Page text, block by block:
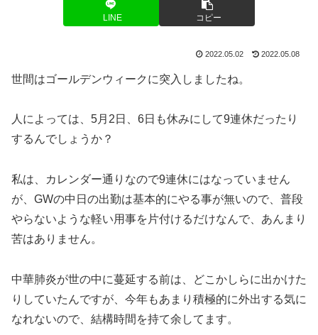
LINE コピー
2022.05.02 2022.05.08
世間はゴールデンウィークに突入しましたね。
人によっては、5月2日、6日も休みにして9連休だったり
するんでしょうか？
私は、カレンダー通りなので9連休にはなっていません
が、GWの中日の出勤は基本的にやる事が無いので、普段
やらないような軽い用事を片付けるだけなんで、あんまり
苦はありません。
中華肺炎が世の中に蔓延する前は、どこかしらに出かけた
りしていたんですが、今年もあまり積極的に外出する気に
なれないので、結構時間を持て余してます。